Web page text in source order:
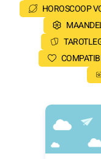
HOROSCOOP